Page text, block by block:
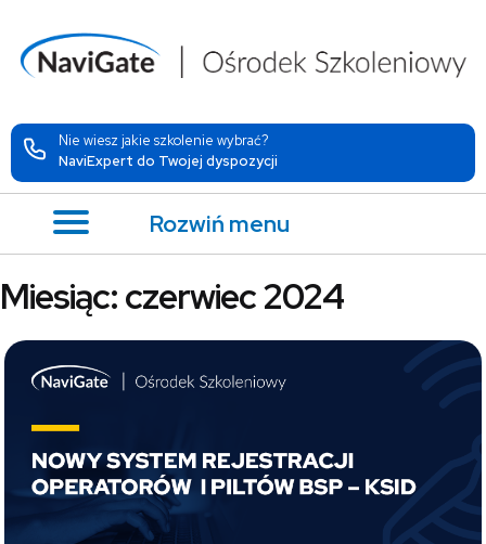
Nie wiesz jakie szkolenie wybrać?
NaviExpert do Twojej dyspozycji
Rozwiń menu
Miesiąc:czerwiec 2024